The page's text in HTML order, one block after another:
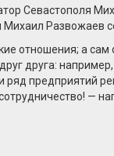
Севастополя
Развожаев
отношения; а
друга:
предприятий
—